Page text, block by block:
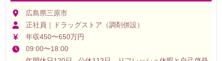
広島県三原市
正社員｜ドラッグストア（調剤併設）
年収450〜650万円
09:00〜18:00